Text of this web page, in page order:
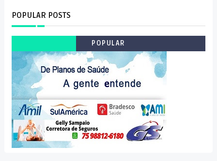
POPULAR POSTS
POPULAR